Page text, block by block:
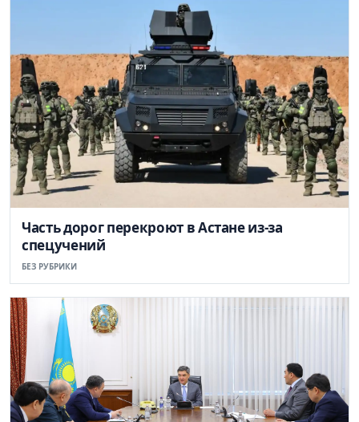
Часть дорог перекроют в Астане из-за
спецучений
БЕЗ РУБРИКИ